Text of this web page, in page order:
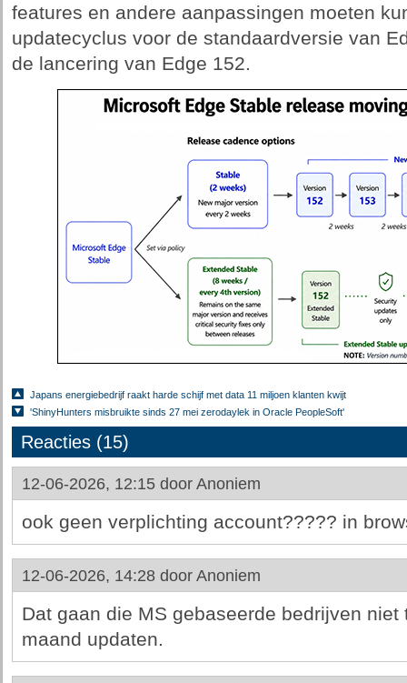
features en andere aanpassingen moeten
updatecyclus voor de standaardversie van
de lancering van Edge 152.
Japans energiebedrijf raakt harde schijf met data 11 miljoen klanten kwijt
'ShinyHunters misbruikte sinds 27 mei zerodaylek in Oracle PeopleSoft'
Reacties (15)
12-06-2026, 12:15 door Anoniem
ook geen verplichting account????? in
12-06-2026, 14:28 door Anoniem
Dat gaan die MS gebaseerde bedrijven
maand updaten.